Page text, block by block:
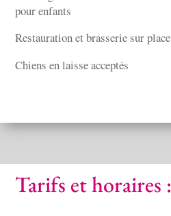
pour enfants
Restauration et brasserie sur place
Chiens en laisse acceptés
Tarifs et horaires :